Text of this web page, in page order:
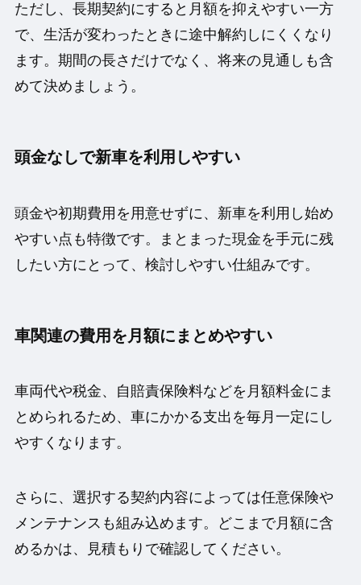
ただし、長期契約にすると月額を抑えやすい一方
で、生活が変わったときに途中解約しにくくなり
ます。期間の長さだけでなく、将来の見通しも含
めて決めましょう。
頭金なしで新車を利用しやすい
頭金や初期費用を用意せずに、新車を利用し始め
やすい点も特徴です。まとまった現金を手元に残
したい方にとって、検討しやすい仕組みです。
車関連の費用を月額にまとめやすい
車両代や税金、自賠責保険料などを月額料金にま
とめられるため、車にかかる支出を毎月一定にし
やすくなります。
さらに、選択する契約内容によっては任意保険や
メンテナンスも組み込めます。どこまで月額に含
めるかは、見積もりで確認してください。